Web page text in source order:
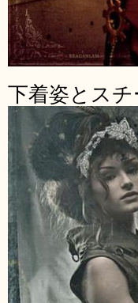
下着姿とス